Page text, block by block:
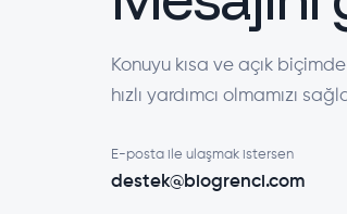
Konuyu kısa ve açık
hızlı yardımcı olmamızı
E-posta ile ulaşmak istersen
destek@biogrenci.com